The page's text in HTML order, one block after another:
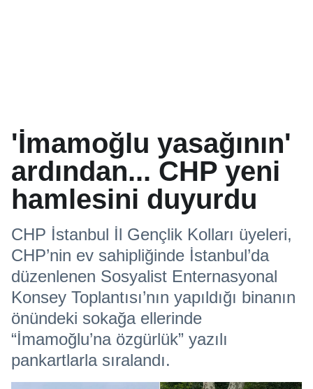
'İmamoğlu yasağının'
ardından... CHP yeni
hamlesini duyurdu
CHP İstanbul İl Gençlik Kolları üyeleri,
CHP’nin ev sahipliğinde İstanbul’da
düzenlenen Sosyalist Enternasyonal
Konsey Toplantısı’nın yapıldığı binanın
önündeki sokağa ellerinde
“İmamoğlu’na özgürlük” yazılı
pankartlarla sıralandı.